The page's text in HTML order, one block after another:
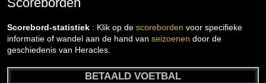
Scorebord-statistiek : Klik op de scoreborden voor specifieke
informatie of wandel aan de hand van seizoenen door de
geschiedenis van Heracles.
BETAALD VOETBAL